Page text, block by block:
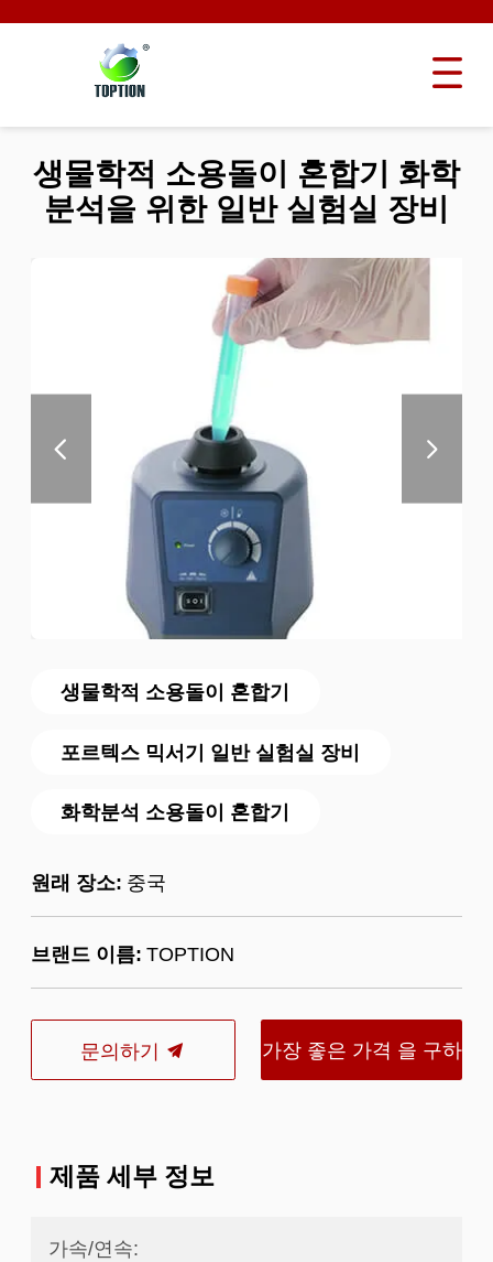
생물학적 소용돌이 혼합기
포르텍스 믹서기 일반 실험실 장비
화학분석 소용돌이 혼합기
원래 장소: 중국
브랜드 이름: TOPTION
문의하기 가장 좋은 가격 을 구하
생물학적 소용돌이 혼합기 화학
분석을 위한 일반 실험실 장비
제품 세부 정보
가속/연속: